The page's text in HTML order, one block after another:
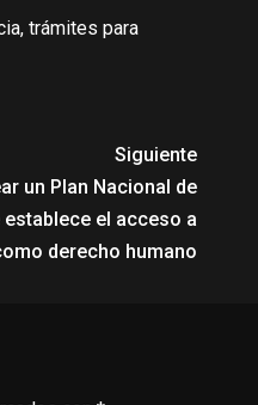
trámites para
Siguiente
un Plan Nacional de
el acceso a
derecho humano